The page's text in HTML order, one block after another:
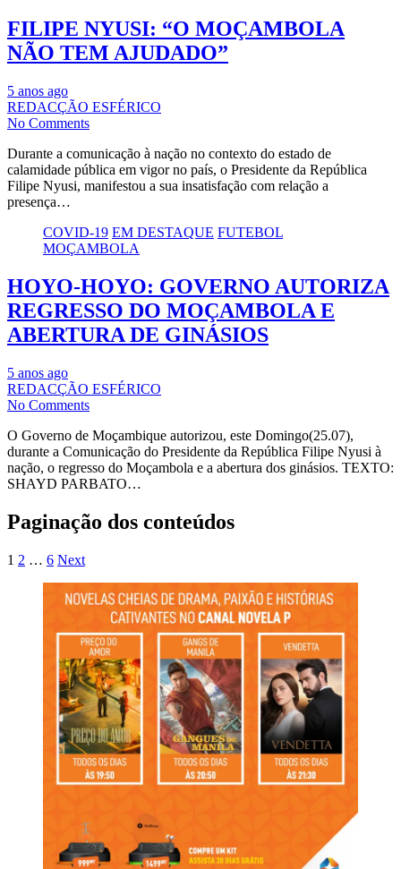
FILIPE NYUSI: “O MOÇAMBOLA
NÃO TEM AJUDADO”
5 anos ago
REDACÇÃO ESFÉRICO
No Comments
Durante a comunicação à nação no contexto do estado de
calamidade pública em vigor no país, o Presidente da República
Filipe Nyusi, manifestou a sua insatisfação com relação a
presença…
COVID-19 EM DESTAQUE FUTEBOL
MOÇAMBOLA
HOYO-HOYO: GOVERNO AUTORIZA
REGRESSO DO MOÇAMBOLA E
ABERTURA DE GINÁSIOS
5 anos ago
REDACÇÃO ESFÉRICO
No Comments
O Governo de Moçambique autorizou, este Domingo(25.07),
durante a Comunicação do Presidente da República Filipe Nyusi à
nação, o regresso do Moçambola e a abertura dos ginásios. TEXTO:
SHAYD PARBATO…
Paginação dos conteúdos
1 2 … 6 Next